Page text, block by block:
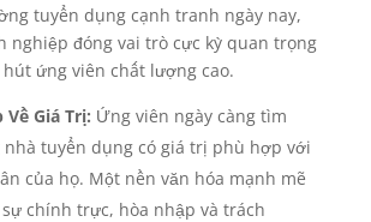
tuyển dụng cạnh tranh ngày nay,
nghiệp đóng vai trò cực kỳ quan trọng
ứng viên chất lượng cao.
Giá Trị: Ứng viên ngày càng tìm
nhà tuyển dụng có giá trị phù hợp với
của họ. Một nền văn hóa mạnh mẽ
chính trực, hòa nhập và trách